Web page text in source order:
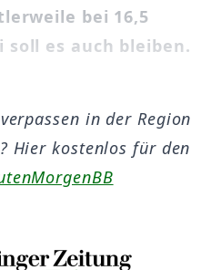
bei 16,5
soll es auch bleiben.
in der Region
Hier kostenlos für den